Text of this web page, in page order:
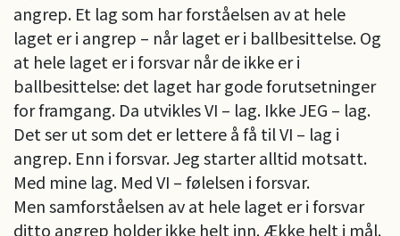
angrep. Et lag som har forståelsen av at hele
laget er i angrep – når laget er i ballbesittelse. Og
at hele laget er i forsvar når de ikke er i
ballbesittelse: det laget har gode forutsetninger
for framgang. Da utvikles VI – lag. Ikke JEG – lag.
Det ser ut som det er lettere å få til VI – lag i
angrep. Enn i forsvar. Jeg starter alltid motsatt.
Med mine lag. Med VI – følelsen i forsvar.
Men samforståelsen av at hele laget er i forsvar
ditto angrep holder ikke helt inn. Ække helt i mål.